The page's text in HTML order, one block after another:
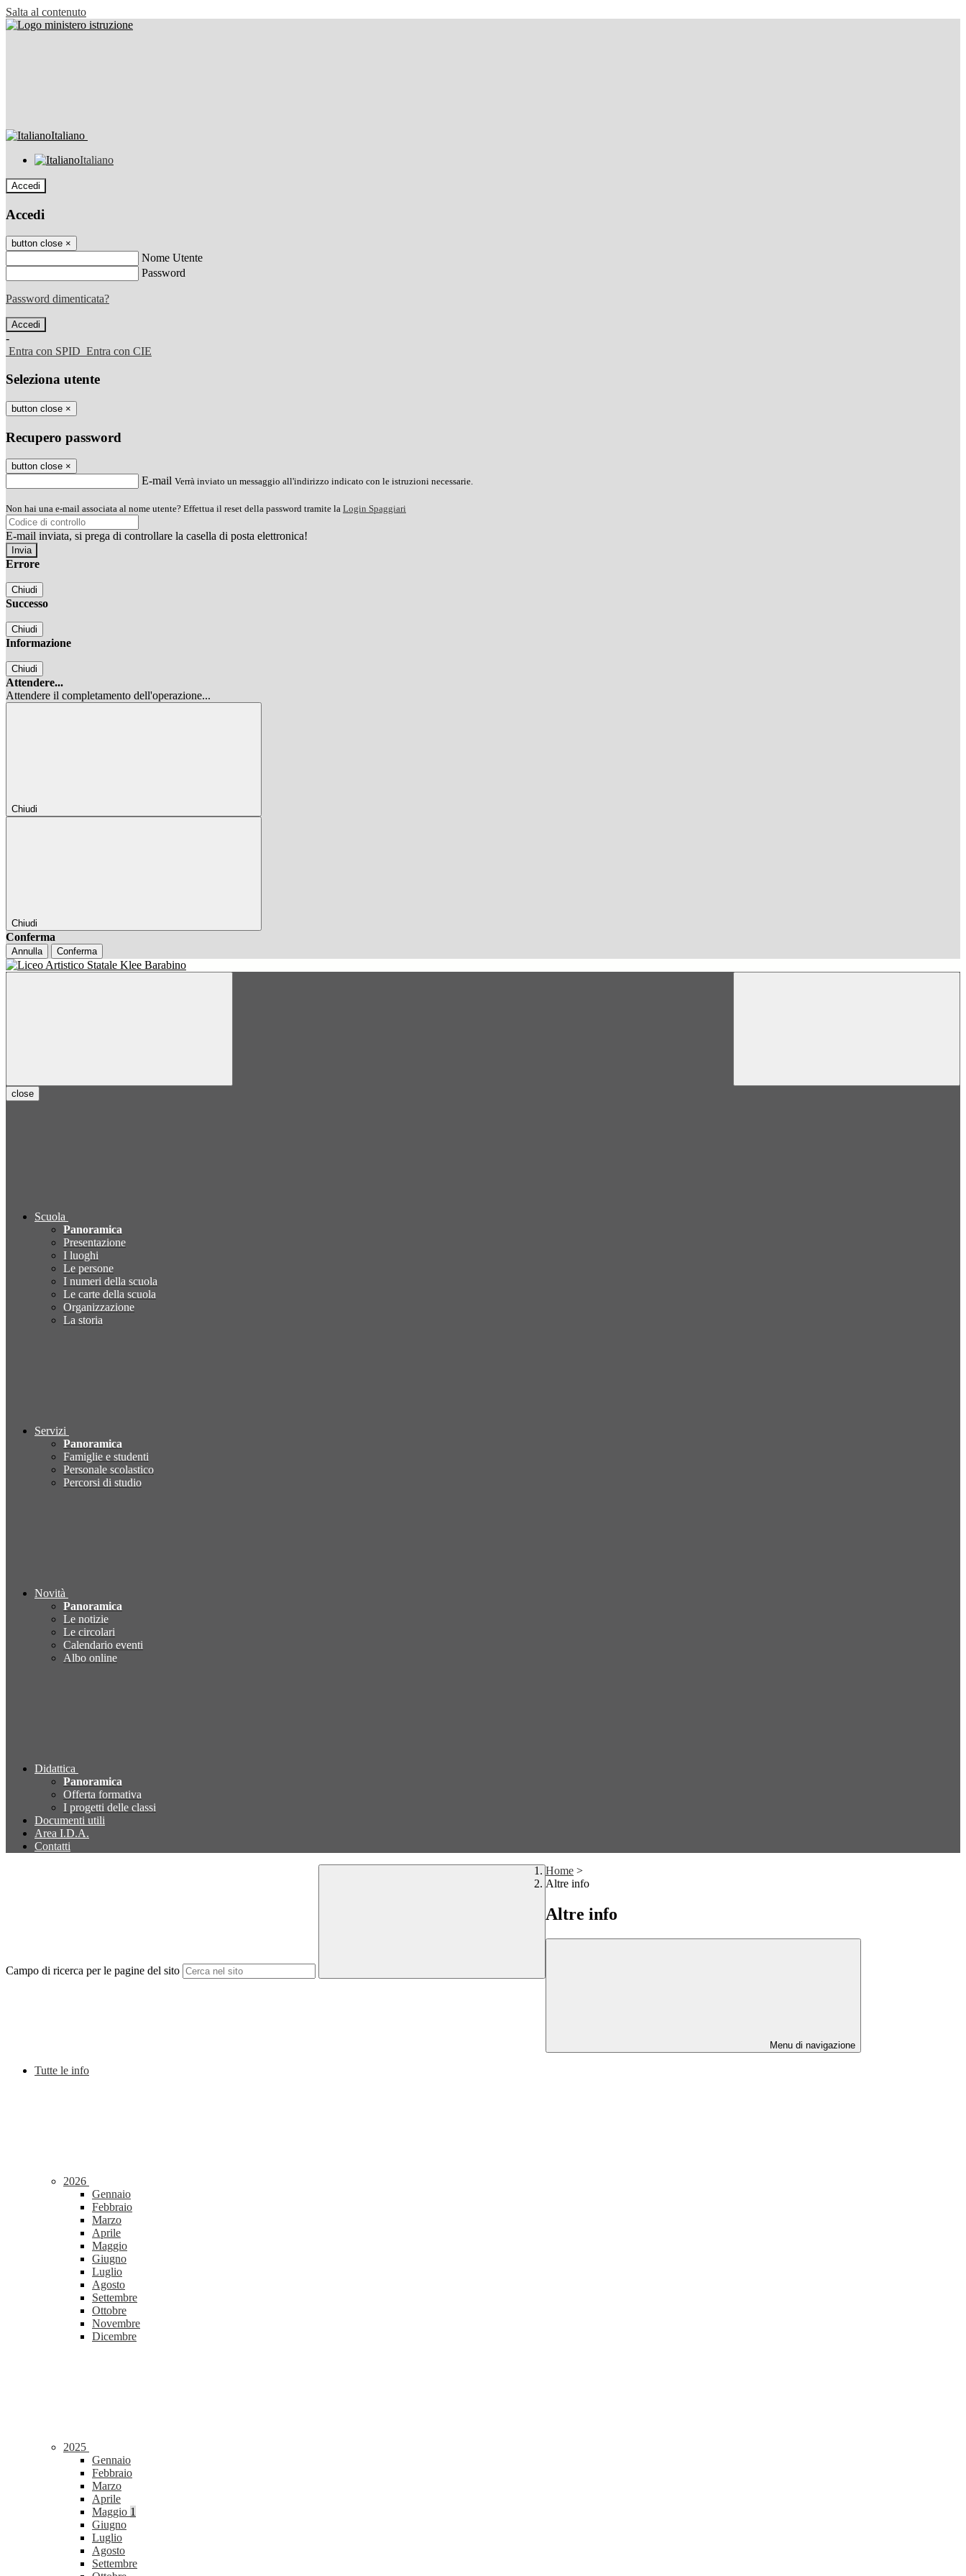
Salta al contenuto
Italiano
Italiano
Accedi
Accedi
button close ×
Nome Utente
Password
Password dimenticata?
-
Entra con SPID Entra con CIE
Seleziona utente
button close ×
Recupero password
button close ×
E-mail Verrà inviato un messaggio all'indirizzo indicato con le istruzioni necessarie.
Non hai una e-mail associata al nome utente? Effettua il reset della password tramite la Login Spaggiari
E-mail inviata, si prega di controllare la casella di posta elettronica!
Errore
Chiudi
Successo
Chiudi
Informazione
Chiudi
Attendere...
Attendere il completamento dell'operazione...
Chiudi
Chiudi
Conferma
Annulla Conferma
close
Scuola
Panoramica
Presentazione
I luoghi
Le persone
I numeri della scuola
Le carte della scuola
Organizzazione
La storia
Servizi
Panoramica
Famiglie e studenti
Personale scolastico
Percorsi di studio
Novità
Panoramica
Le notizie
Le circolari
Calendario eventi
Albo online
Didattica
Panoramica
Offerta formativa
I progetti delle classi
Documenti utili
Area I.D.A.
Contatti
Campo di ricerca per le pagine del sito
Home >
Altre info
Altre info
Menu di navigazione
Tutte le info
2026
Gennaio
Febbraio
Marzo
Aprile
Maggio
Giugno
Luglio
Agosto
Settembre
Ottobre
Novembre
Dicembre
2025
Gennaio
Febbraio
Marzo
Aprile
Maggio 1
Giugno
Luglio
Agosto
Settembre